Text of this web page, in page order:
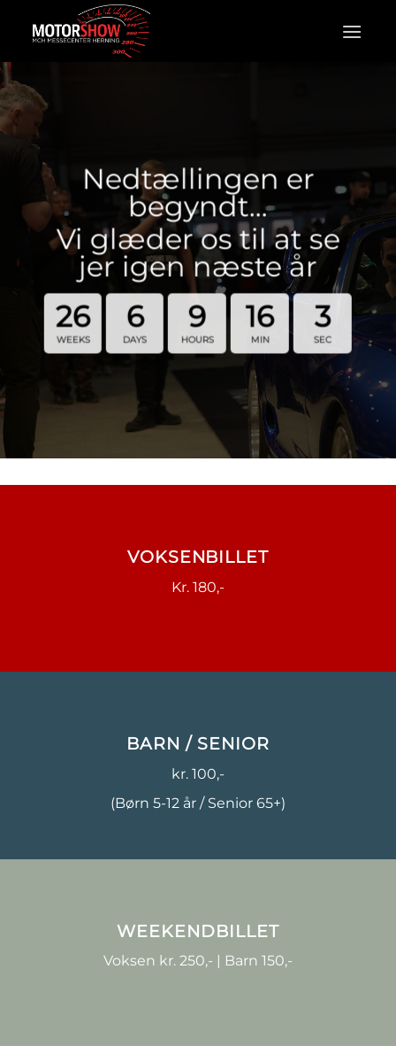
Nedtællingen er
begyndt…
Vi glæder os til at se
jer igen næste år
26
WEEKS
6
DAYS
9
HOURS
16
MIN
3
SEC
VOKSENBILLET
Kr. 180,-
BARN / SENIOR
kr. 100,-
(Børn 5-12 år / Senior 65+)
WEEKENDBILLET
Voksen kr. 250,- | Barn 150,-